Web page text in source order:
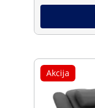
Akcija